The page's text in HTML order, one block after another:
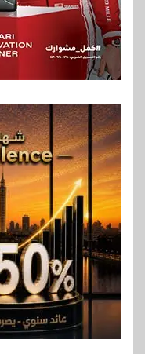
6
سوق
7 بنوك